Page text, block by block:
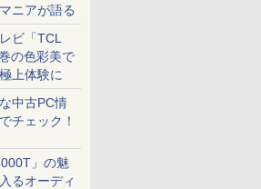
ニアが語る
ビ「TCL
の色彩美で
上体験に
中古PC情
チェック！
」の魅
るオーディ